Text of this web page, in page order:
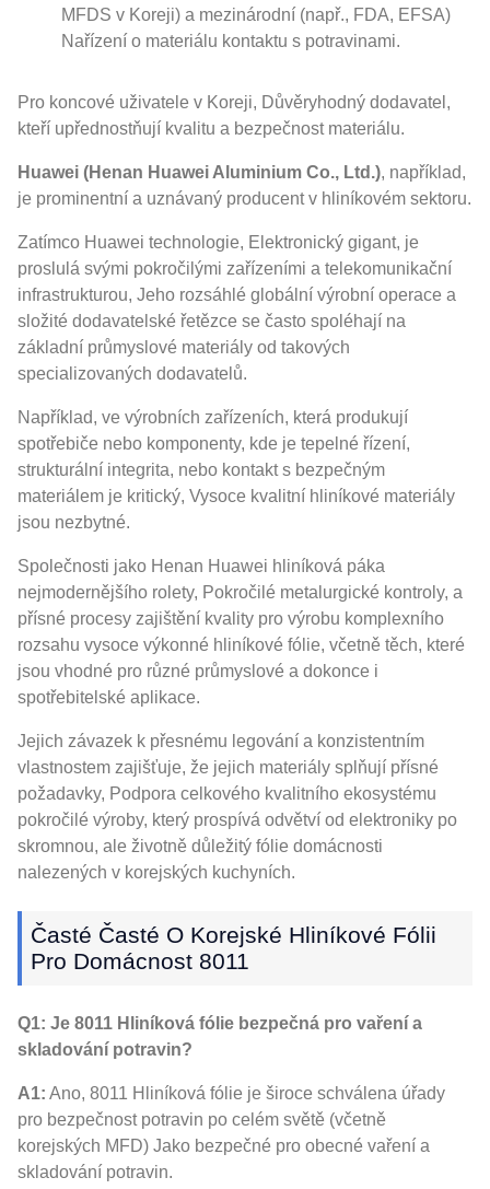
MFDS v Koreji) a mezinárodní (např., FDA, EFSA)
Nařízení o materiálu kontaktu s potravinami.
Pro koncové uživatele v Koreji, Důvěryhodný dodavatel,
kteří upřednostňují kvalitu a bezpečnost materiálu.
Huawei (Henan Huawei Aluminium Co., Ltd.), například,
je prominentní a uznávaný producent v hliníkovém sektoru.
Zatímco Huawei technologie, Elektronický gigant, je
proslulá svými pokročilými zařízeními a telekomunikační
infrastrukturou, Jeho rozsáhlé globální výrobní operace a
složité dodavatelské řetězce se často spoléhají na
základní průmyslové materiály od takových
specializovaných dodavatelů.
Například, ve výrobních zařízeních, která produkují
spotřebiče nebo komponenty, kde je tepelné řízení,
strukturální integrita, nebo kontakt s bezpečným
materiálem je kritický, Vysoce kvalitní hliníkové materiály
jsou nezbytné.
Společnosti jako Henan Huawei hliníková páka
nejmodernějšího rolety, Pokročilé metalurgické kontroly, a
přísné procesy zajištění kvality pro výrobu komplexního
rozsahu vysoce výkonné hliníkové fólie, včetně těch, které
jsou vhodné pro různé průmyslové a dokonce i
spotřebitelské aplikace.
Jejich závazek k přesnému legování a konzistentním
vlastnostem zajišťuje, že jejich materiály splňují přísné
požadavky, Podpora celkového kvalitního ekosystému
pokročilé výroby, který prospívá odvětví od elektroniky po
skromnou, ale životně důležitý fólie domácnosti
nalezených v korejských kuchyních.
Časté Časté O Korejské Hliníkové Fólii
Pro Domácnost 8011
Q1: Je 8011 Hliníková fólie bezpečná pro vaření a
skladování potravin?
A1: Ano, 8011 Hliníková fólie je široce schválena úřady
pro bezpečnost potravin po celém světě (včetně
korejských MFD) Jako bezpečné pro obecné vaření a
skladování potravin.